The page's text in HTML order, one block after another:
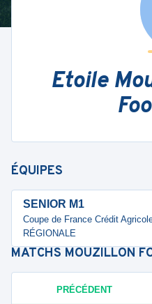
Etoile
ÉQUIPES
SENIOR M1
Coupe de France Crédit
RÉGIONALE
MATCHS MOUZILLON
PRÉCÉDENT